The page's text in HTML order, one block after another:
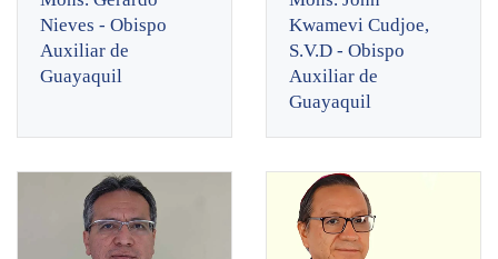
Nieves - Obispo
Auxiliar de
Guayaquil
Kwamevi Cudjoe,
S.V.D - Obispo
Auxiliar de
Guayaquil